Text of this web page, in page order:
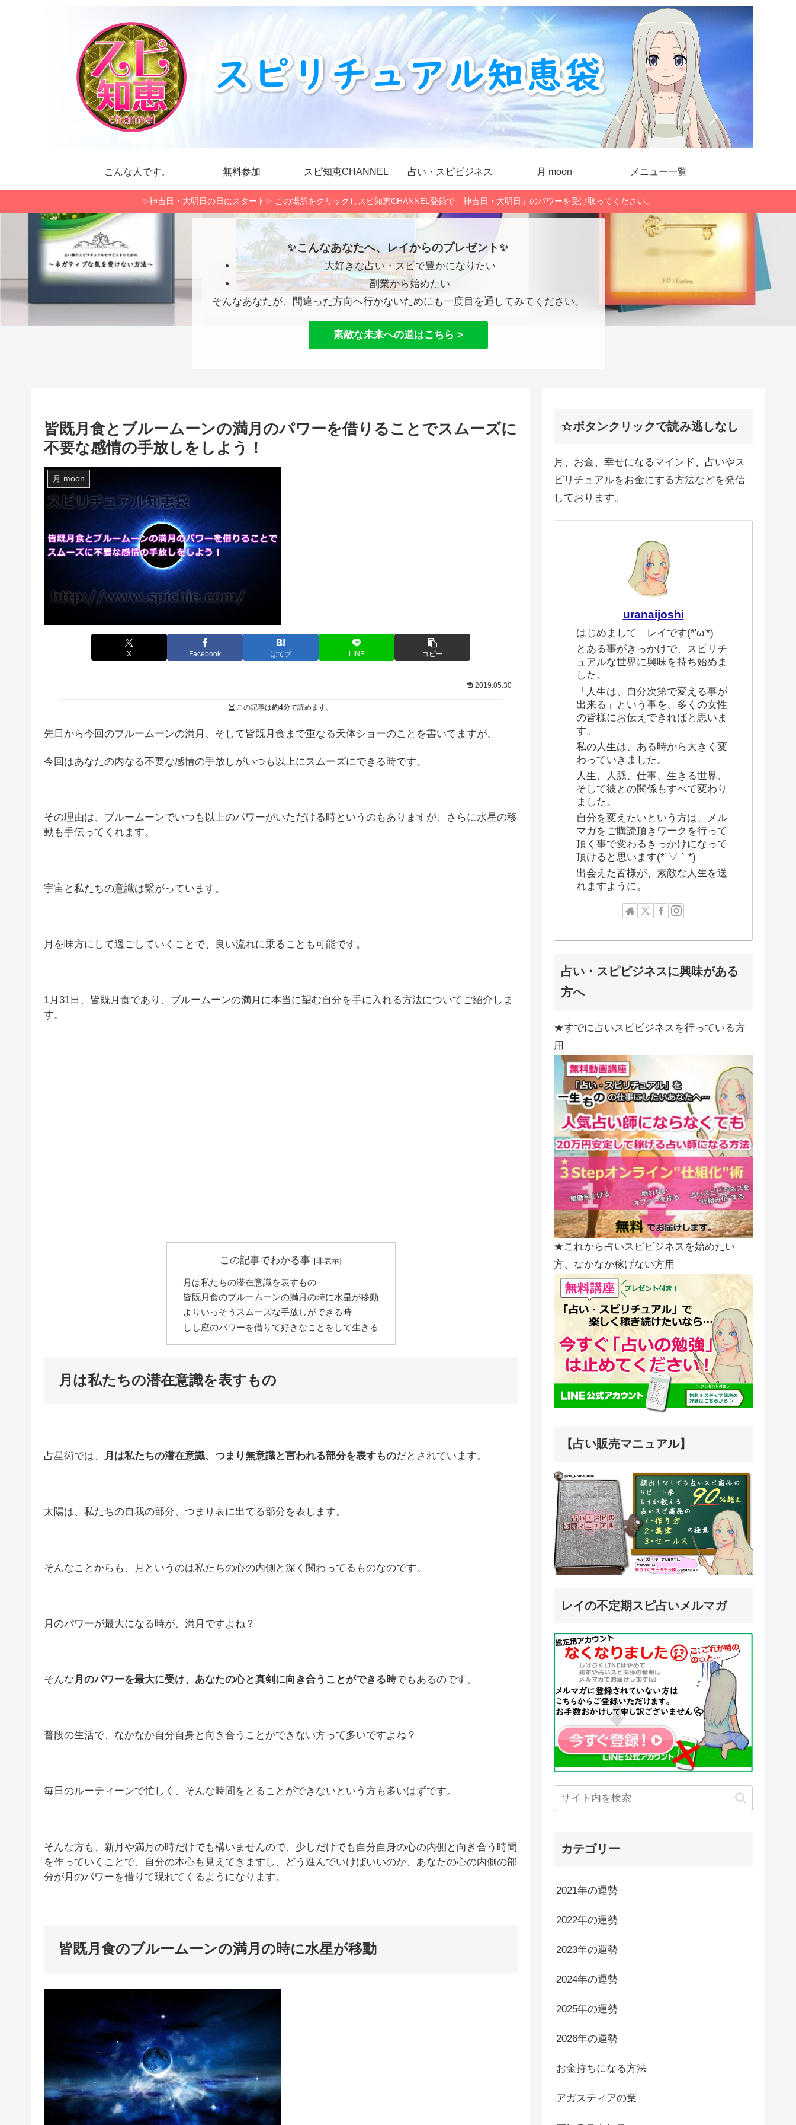
こんな人です。 無料参加 スピ知恵CHANNEL 占い・スピビジネス 月 moon メニュー一覧
✨神吉日・大明日の日にスタート✨ この場所をクリックしスピ知恵CHANNEL登録で「神吉日・大明日」のパワーを受け取ってください。
✨こんなあなたへ、レイからのプレゼント✨
大好きな占い・スピで豊かになりたい
副業から始めたい
そんなあなたが、間違った方向へ行かないためにも一度目を通してみてください。
素敵な未来への道はこちら >
皆既月食とブルームーンの満月のパワーを借りることでスムーズに
不要な感情の手放しをしよう！
月 moon
X Facebook はてブ LINE コピー
2019.05.30
この記事は約4分で読めます。
先日から今回のブルームーンの満月、そして皆既月食まで重なる天体ショーのことを書いてますが、
今回はあなたの内なる不要な感情の手放しがいつも以上にスムーズにできる時です。
その理由は、ブルームーンでいつも以上のパワーがいただける時というのもありますが、さらに水星の移
動も手伝ってくれます。
宇宙と私たちの意識は繋がっています。
月を味方にして過ごしていくことで、良い流れに乗ることも可能です。
1月31日、皆既月食であり、ブルームーンの満月に本当に望む自分を手に入れる方法についてご紹介しま
す。
この記事でわかる事
月は私たちの潜在意識を表すもの
皆既月食のブルームーンの満月の時に水星が移動
よりいっそうスムーズな手放しができる時
しし座のパワーを借りて好きなことをして生きる
月は私たちの潜在意識を表すもの
占星術では、 月は私たちの潜在意識、つまり無意識と言われる部分を表すものだとされています。
太陽は、私たちの自我の部分、つまり表に出てる部分を表します。
そんなことからも、月というのは私たちの心の内側と深く関わってるものなのです。
月のパワーが最大になる時が、満月ですよね？
そんな月のパワーを最大に受け、あなたの心と真剣に向き合うことができる時でもあるのです。
普段の生活で、なかなか自分自身と向き合うことができない方って多いですよね？
毎日のルーティーンで忙しく、そんな時間をとることができないという方も多いはずです。
そんな方も、新月や満月の時だけでも構いませんので、少しだけでも自分自身の心の内側と向き合う時間
を作っていくことで、自分の本心も見えてきますし、どう進んでいけばいいのか、あなたの心の内側の部
分が月のパワーを借りて現れてくるようになります。
皆既月食のブルームーンの満月の時に水星が移動
☆ボタンクリックで読み逃しなし
月、お金、幸せになるマインド、占いやス
ピリチュアルをお金にする方法などを発信
しております。
uranaijoshi
はじめまして レイです(*'ω'*)
とある事がきっかけで、スピリチ
ュアルな世界に興味を持ち始めま
した。
「人生は、自分次第で変える事が
出来る」という事を、多くの女性
の皆様にお伝えできればと思いま
す。
私の人生は、ある時から大きく変
わっていきました。
人生、人脈、仕事、生きる世界、
そして彼との関係もすべて変わり
ました。
自分を変えたいという方は、メル
マガをご購読頂きワークを行って
頂く事で変わるきっかけになって
頂けると思います(*´▽｀*)
出会えた皆様が、素敵な人生を送
れますように。
占い・スピビジネスに興味がある
方へ
★すでに占いスピビジネスを行っている方
用
★これから占いスピビジネスを始めたい
方、なかなか稼げない方用
【占い販売マニュアル】
レイの不定期スピ占いメルマガ
カテゴリー
2021年の運勢
2022年の運勢
2023年の運勢
2024年の運勢
2025年の運勢
2026年の運勢
お金持ちになる方法
アガスティアの葉